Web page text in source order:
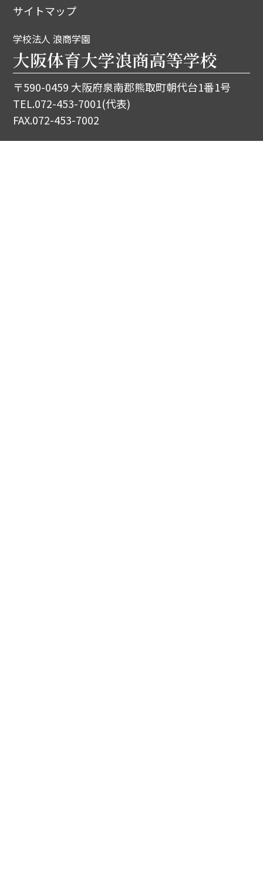
サイトマップ
学校法人 浪商学園
大阪体育大学浪商高等学校
〒590-0459 大阪府泉南郡熊取町朝代台1番1号
TEL.072-453-7001(代表)
FAX.072-453-7002